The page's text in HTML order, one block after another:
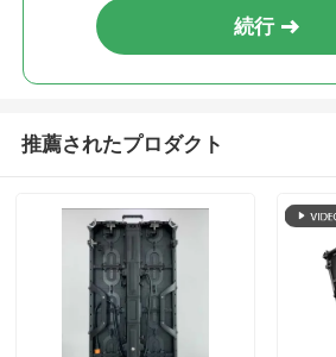
続行
推薦されたプロダクト